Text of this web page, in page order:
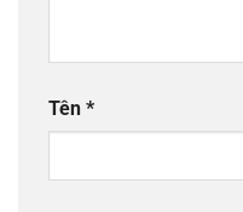
Tên *